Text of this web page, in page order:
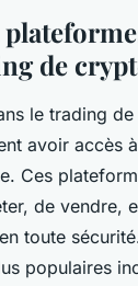
de
le trading
avoir accès
Ces
de vendre,
toute
populaires